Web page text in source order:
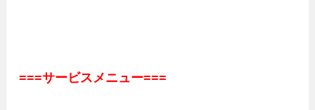
===サービスメニュー===